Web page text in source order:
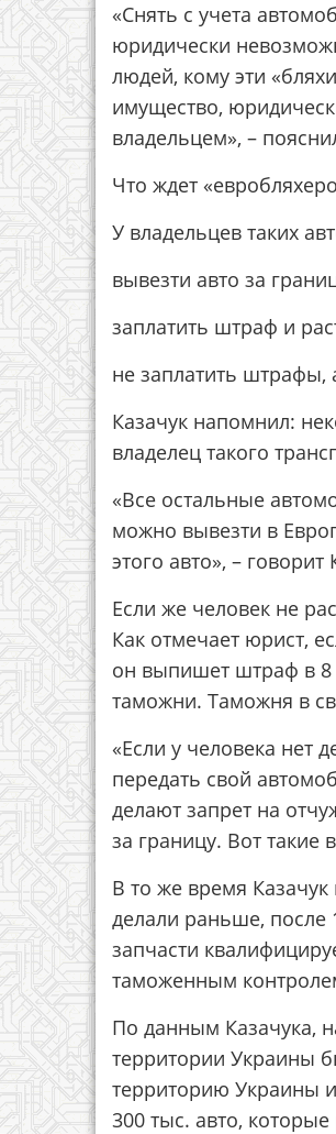
«Снять с учета
юридически
людей, кому эти
имущество,
владельцем», –
Что ждет
У владельцев таких
вывезти авто за
заплатить штраф и
не заплатить штрафы,
Казачук напомнил:
владелец такого
«Все остальные
можно вывезти в
этого авто», – говорит
Если же человек не
Как отмечает юрист,
он выпишет штраф в 8
таможни. Таможня в
«Если у человека нет
передать свой
делают запрет на
за границу. Вот такие
В то же время Казачук
делали раньше, после
запчасти
таможенным
По данным Казачука,
территории Украины
территорию Украины
300 тыс. авто,